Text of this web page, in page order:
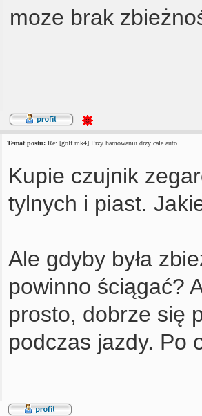
moze brak
Temat postu: Re: [golf mk4] Przy hamowaniu drży całe auto
Kupie czujnik
tylnych i piast.
Ale gdyby była
powinno ściągać?
prosto, dobrze się
podczas jazdy. Po